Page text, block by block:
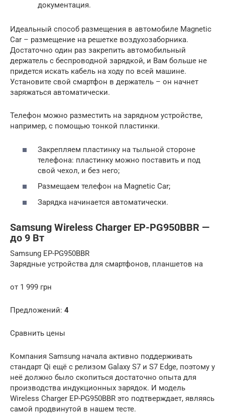
документация.
Идеальный способ размещения в автомобиле Magnetic
Car – размещение на решетке воздухозаборника.
Достаточно один раз закрепить автомобильный
держатель с беспроводной зарядкой, и Вам больше не
придется искать кабель на ходу по всей машине.
Установите свой смартфон в держатель – он начнет
заряжаться автоматически.
Телефон можно разместить на зарядном устройстве,
например, с помощью тонкой пластинки.
Закрепляем пластинку на тыльной стороне
телефона: пластинку можно поставить и под
свой чехол, и без него;
Размещаем телефон на Magnetic Car;
Зарядка начинается автоматически.
Samsung Wireless Charger EP-PG950BBR —
до 9 Вт
Samsung EP-PG950BBR
Зарядные устройства для смартфонов, планшетов на
от 1 999 грн
Предложений: 4
Сравнить цены
Компания Samsung начала активно поддерживать
стандарт Qi ещё с релизом Galaxy S7 и S7 Edge, поэтому у
неё должно было скопиться достаточно опыта для
производства индукционных зарядок. И модель
Wireless Charger EP-PG950BBR это подтверждает, являясь
самой продвинутой в нашем тесте.